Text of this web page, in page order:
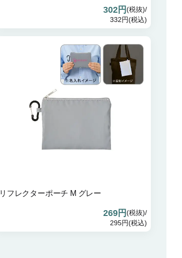
302円(税抜)/
332円(税込)
リフレクターポーチ M グレー
269円(税抜)/
295円(税込)